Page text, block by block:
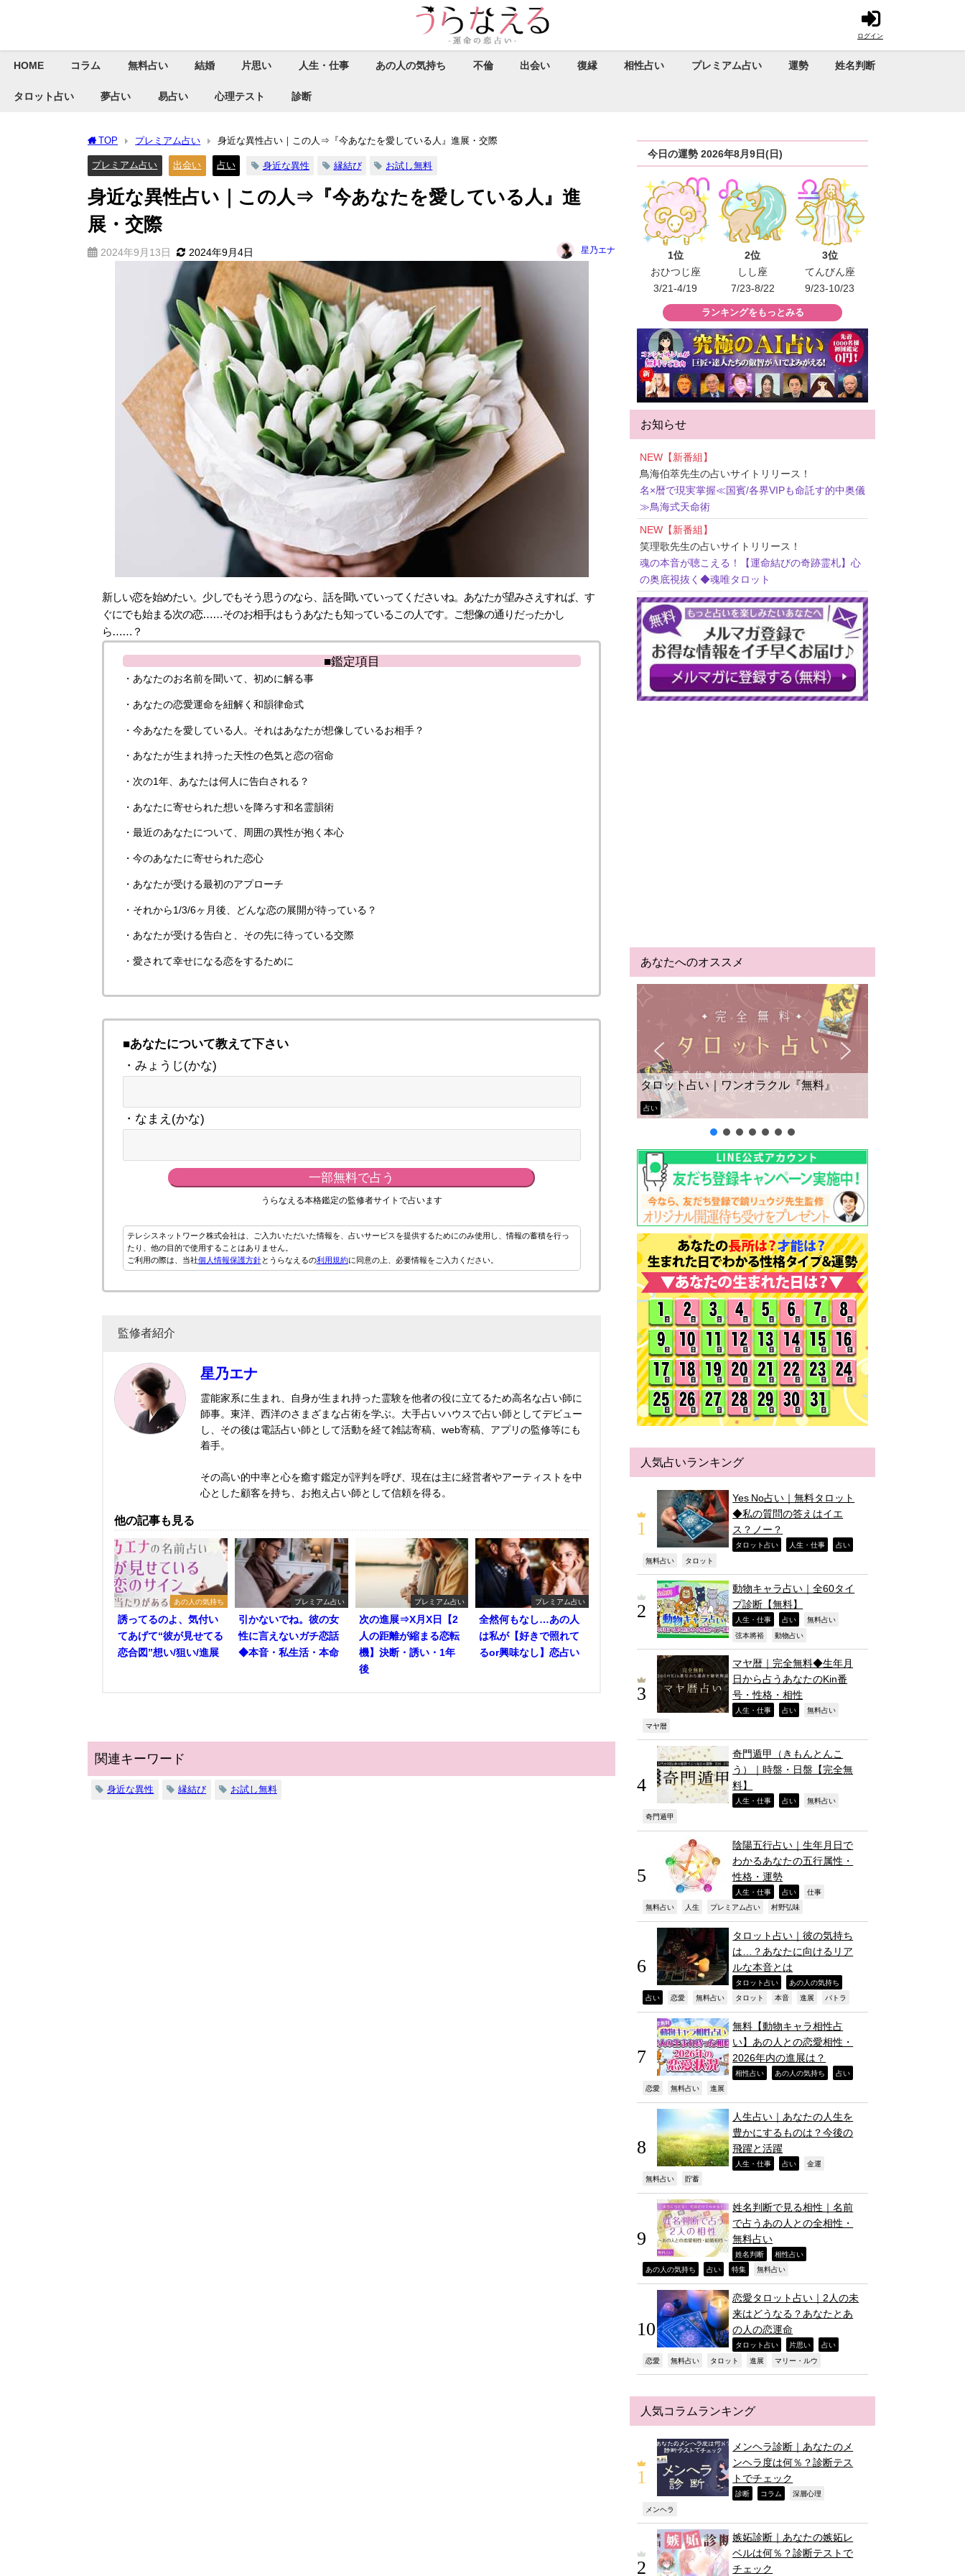
ログイン
HOME コラム 無料占い 結婚 片思い 人生・仕事 あの人の気持ち 不倫 出会い 復縁 相性占い プレミアム占い 運勢 姓名判断
タロット占い 夢占い 易占い 心理テスト 診断
TOP プレミアム占い 身近な異性占い｜この人⇒『今あなたを愛している人』進展・交際
プレミアム占い 出会い 占い 身近な異性 縁結び お試し無料
身近な異性占い｜この人⇒『今あなたを愛している人』進
展・交際
2024年9月13日 2024年9月4日 星乃エナ
新しい恋を始めたい。少しでもそう思うのなら、話を聞いていってくださいね。あなたが望みさえすれば、す
ぐにでも始まる次の恋……そのお相手はもうあなたも知っているこの人です。ご想像の通りだったかし
ら……？
■鑑定項目
・あなたのお名前を聞いて、初めに解る事
・あなたの恋愛運命を紐解く和韻律命式
・今あなたを愛している人。それはあなたが想像しているお相手？
・あなたが生まれ持った天性の色気と恋の宿命
・次の1年、あなたは何人に告白される？
・あなたに寄せられた想いを降ろす和名霊韻術
・最近のあなたについて、周囲の異性が抱く本心
・今のあなたに寄せられた恋心
・あなたが受ける最初のアプローチ
・それから1/3/6ヶ月後、どんな恋の展開が待っている？
・あなたが受ける告白と、その先に待っている交際
・愛されて幸せになる恋をするために
■あなたについて教えて下さい
・みょうじ(かな)
・なまえ(かな)
一部無料で占う
うらなえる本格鑑定の監修者サイトで占います
テレシスネットワーク株式会社は、ご入力いただいた情報を、占いサービスを提供するためにのみ使用し、情報の蓄積を行っ
たり、他の目的で使用することはありません。
ご利用の際は、当社個人情報保護方針とうらなえるの利用規約に同意の上、必要情報をご入力ください。
監修者紹介
星乃エナ
霊能家系に生まれ、自身が生まれ持った霊験を他者の役に立てるため高名な占い師に
師事。東洋、西洋のさまざまな占術を学ぶ。大手占いハウスで占い師としてデビュー
し、その後は電話占い師として活動を経て雑誌寄稿、web寄稿、アプリの監修等にも
着手。
その高い的中率と心を癒す鑑定が評判を呼び、現在は主に経営者やアーティストを中
心とした顧客を持ち、お抱え占い師として信頼を得る。
他の記事も見る
あの人の気持ち
誘ってるのよ、気付い
てあげて“彼が見せてる
恋合図”想い/狙い/進展
プレミアム占い
引かないでね。彼の女
性に言えないガチ恋話
◆本音・私生活・本命
プレミアム占い
次の進展⇒X月X日【2
人の距離が縮まる恋転
機】決断・誘い・1年
後
プレミアム占い
全然何もなし…あの人
は私が【好きで照れて
るor興味なし】恋占い
関連キーワード
身近な異性 縁結び お試し無料
今日の運勢 2026年8月9日(日)
1位
おひつじ座
3/21-4/19
2位
しし座
7/23-8/22
3位
てんびん座
9/23-10/23
ランキングをもっとみる
お知らせ
NEW【新番組】
鳥海伯萃先生の占いサイトリリース！
名×暦で現実掌握≪国賓/各界VIPも命託す的中奥儀
≫鳥海式天命術
NEW【新番組】
笑理歌先生の占いサイトリリース！
魂の本音が聴こえる！【運命結びの奇跡霊札】心
の奥底視抜く◆魂唯タロット
あなたへのオススメ
タロット占い｜ワンオラクル『無料』
占い
人気占いランキング
Yes No占い｜無料タロット
◆私の質問の答えはイエ
ス？ノー？
タロット占い 人生・仕事 占い
無料占い タロット
動物キャラ占い｜全60タイ
プ診断【無料】
人生・仕事 占い 無料占い
弦本將裕 動物占い
マヤ暦｜完全無料◆生年月
日から占うあなたのKin番
号・性格・相性
人生・仕事 占い 無料占い
マヤ暦
奇門遁甲（きもんとんこ
う）｜時盤・日盤【完全無
料】
人生・仕事 占い 無料占い
奇門遁甲
陰陽五行占い｜生年月日で
わかるあなたの五行属性・
性格・運勢
人生・仕事 占い 仕事
無料占い 人生 プレミアム占い 村野弘味
タロット占い｜彼の気持ち
は…？あなたに向けるリア
ルな本音とは
タロット占い あの人の気持ち
占い 恋愛 無料占い タロット 本音 進展 パトラ
無料【動物キャラ相性占
い】あの人との恋愛相性・
2026年内の進展は？
相性占い あの人の気持ち 占い
恋愛 無料占い 進展
人生占い｜あなたの人生を
豊かにするものは？今後の
飛躍と活躍
人生・仕事 占い 金運
無料占い 貯蓄
姓名判断で見る相性｜名前
で占うあの人との全相性・
無料占い
姓名判断 相性占い
あの人の気持ち 占い 特集 無料占い
恋愛タロット占い｜2人の未
来はどうなる？あなたとあ
の人の恋運命
タロット占い 片思い 占い
恋愛 無料占い タロット 進展 マリー・ルウ
人気コラムランキング
メンヘラ診断｜あなたのメ
ンヘラ度は何％？診断テス
トでチェック
診断 コラム 深層心理
メンヘラ
嫉妬診断｜あなたの嫉妬レ
ベルは何％？診断テストで
チェック